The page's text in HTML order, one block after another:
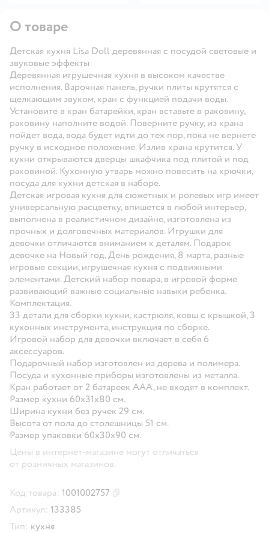
О товаре
Детская кухня Lisa Doll деревянная с посудой световые и
звуковые эффекты
Деревянная игрушечная кухня в высоком качестве
исполнения. Варочная панель, ручки плиты крутятся с
щелкающим звуком, кран с функцией подачи воды.
Установите в кран батарейки, кран вставьте в раковину,
раковину наполните водой. Поверните ручку, из крана
пойдет вода, вода будет идти до тех пор, пока не вернете
ручку в исходное положение. Излив крана крутится. У
кухни открываются дверцы шкафчика под плитой и под
раковиной. Кухонную утварь можно повесить на крючки,
посуда для кухни детская в наборе.
Детская игровая кухня для сюжетных и ролевых игр имеет
универсальную расцветку, впишется в любой интерьер,
выполнена в реалистичном дизайне, изготовлена из
прочных и долговечных материалов. Игрушки для
девочки отличаются вниманием к деталям. Подарок
девочке на Новый год, День рождения, 8 марта, разные
игровые секции, игрушечная кухня с подвижными
элементами. Детский набор повара, в игровой форме
развивающий важные социальные навыки ребенка.
Комплектация.
33 детали для сборки кухни, кастрюля, ковш с крышкой, 3
кухонных инструмента, инструкция по сборке.
Игровой набор для девочки включает в себя 6
аксессуаров.
Подарочный набор изготовлен из дерева и полимера.
Посуда и кухонные приборы изготовлены из металла.
Кран работает от 2 батареек ААА, не входят в комплект.
Размер кухни 60х31х80 см.
Ширина кухни без ручек 29 см.
Высота от пола до столешницы 51 см.
Размер упаковки 60х30х90 см.
Цены в интернет-магазине могут отличаться
от розничных магазинов.
Код товара: 1001002757
Артикул: 133385
Тип: кухня